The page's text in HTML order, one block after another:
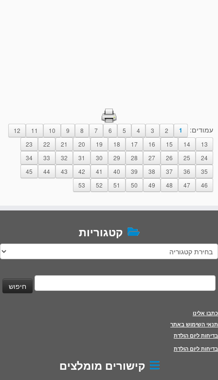
עמודים: 1
2
3
4
5
6
7
8
9
10
11
12
13
14
15
16
17
18
19
20
21
22
23
24
25
26
27
28
29
30
31
32
33
34
35
36
37
38
39
40
41
42
43
44
45
46
47
48
49
50
51
52
53
קטגוריות
קטגוריות
כתבו אלינו
תנאי השימוש באתר
בדיחות ליום הולדת
בדיחות ליום הולדת
קישורים מומלצים